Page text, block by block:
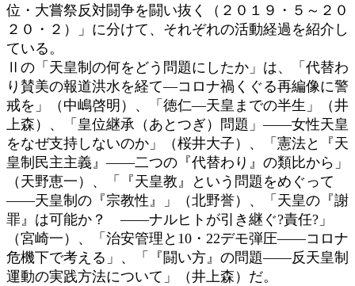
位・大嘗祭反対闘争を闘い抜く（２０１９・５～２０
２０・２）」に分けて、それぞれの活動経過を紹介し
ている。
Ⅱの「天皇制の何をどう問題にしたか」は、「代替わ
り賛美の報道洪水を経て―コロナ禍くぐる再編像に警
戒を」（中嶋啓明）、「徳仁―天皇までの半生」（井
上森）、「皇位継承（あとつぎ）問題」――女性天皇
をなぜ支持しないのか」（桜井大子）、「憲法と『天
皇制民主主義』――二つの『代替わり』の類比から」
（天野恵一）、「『天皇教』という問題をめぐって
――天皇制の『宗教性』」（北野誉）、「天皇の『謝
罪』は可能か？ ――ナルヒトが引き継ぐ?責任?」
（宮崎一）、「治安管理と10・22デモ弾圧――コロナ
危機下で考える」、「『闘い方』の問題――反天皇制
運動の実践方法について」（井上森）だ。